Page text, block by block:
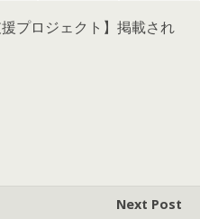
プロジェクト】掲載され
Next Post